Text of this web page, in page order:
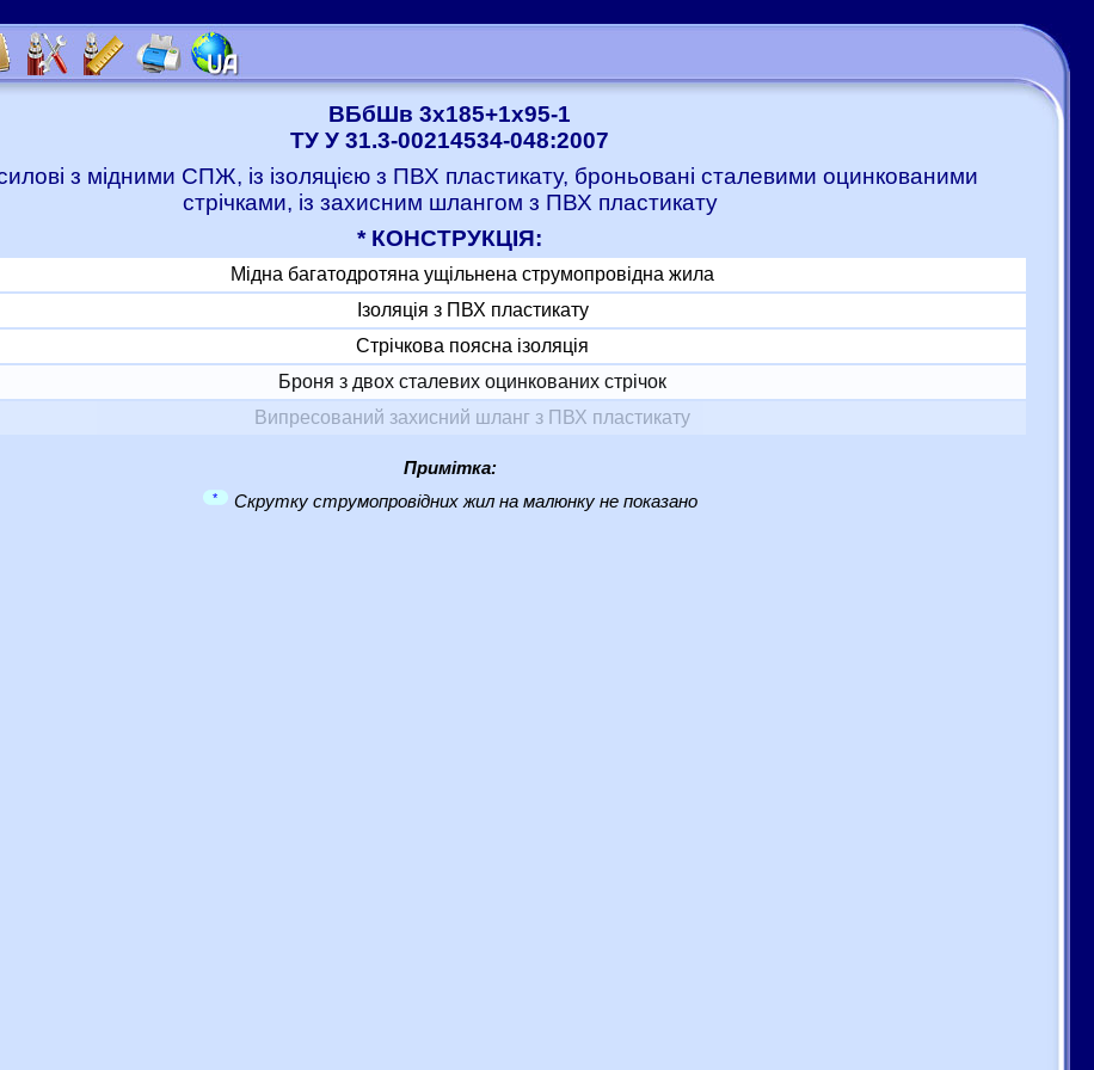
ВБбШв 3x185+1x95-1
ТУ У 31.3-00214534-048:2007
з мідними СПЖ, із ізоляцією з ПВХ пластикату, броньовані сталевими оцинкованими
стрічками, із захисним шлангом з ПВХ пластикату
* КОНСТРУКЦІЯ:
Мідна багатодротяна ущільнена струмопровідна жила
Ізоляція з ПВХ пластикату
Стрічкова поясна ізоляція
Броня з двох сталевих оцинкованих стрічок
Випресований захисний шланг з ПВХ пластикату
Примітка:
* Скрутку струмопровідних жил на малюнку не показано